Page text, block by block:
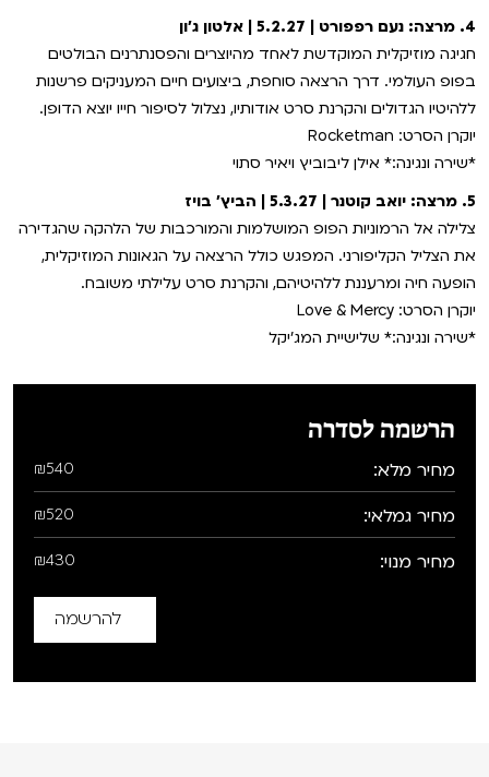
4. מרצה: נעם רפפורט | 5.2.27 | אלטון ג׳ון
חגיגה מוזיקלית המוקדשת לאחד מהיוצרים והפסנתרנים הבולטים
בפופ העולמי. דרך הרצאה סוחפת, ביצועים חיים המעניקים פרשנות
ללהיטיו הגדולים והקרנת סרט אודותיו, נצלול לסיפור חייו יוצא הדופן.
יוקרן הסרט: Rocketman
*שירה ונגינה:* אילן ליבוביץ ויאיר סתוי
5. מרצה: יואב קוטנר | 5.3.27 | הביץ' בויז
צלילה אל הרמוניות הפופ המושלמות והמורכבות של הלהקה שהגדירה
את הצליל הקליפורני. המפגש כולל הרצאה על הגאונות המוזיקלית,
הופעה חיה ומרעננת ללהיטיהם, והקרנת סרט עלילתי משובח.
יוקרן הסרט: Love & Mercy
*שירה ונגינה:* שלישיית המג׳יקל
הרשמה לסדרה
מחיר מלא: ₪540
מחיר גמלאי: ₪520
מחיר מנוי: ₪430
להרשמה